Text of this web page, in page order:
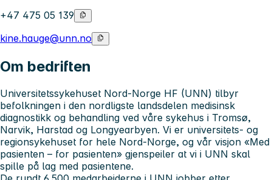
+47 475 05 139
kine.hauge@unn.no
Om bedriften
Universitetssykehuset Nord-Norge HF (UNN) tilbyr
befolkningen i den nordligste landsdelen medisinsk
diagnostikk og behandling ved våre sykehus i Tromsø,
Narvik, Harstad og Longyearbyen. Vi er universitets- og
regionsykehuset for hele Nord-Norge, og vår visjon «Med
pasienten – for pasienten» gjenspeiler at vi i UNN skal
spille på lag med pasientene.